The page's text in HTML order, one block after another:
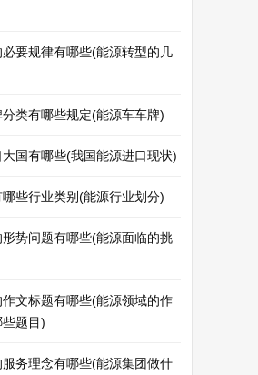
要规律有哪些(能源转型的几
类有哪些规定(能源车车牌)
国有哪些(我国能源进口现状)
些行业类别(能源行业划分)
势问题有哪些(能源面临的挑
文标题有哪些(能源领域的作
题目)
务理念有哪些(能源集团做什